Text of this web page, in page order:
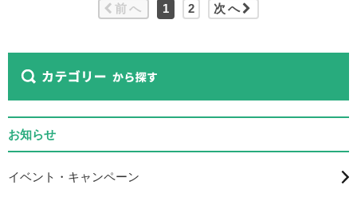
前へ 1 2 次へ
お知らせ
イベント・キャンペーン